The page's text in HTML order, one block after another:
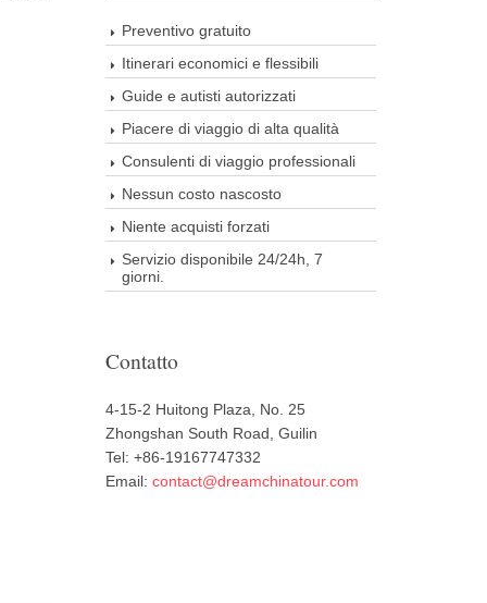
Preventivo gratuito
Itinerari economici e flessibili
Guide e autisti autorizzati
Piacere di viaggio di alta qualità
Consulenti di viaggio professionali
Nessun costo nascosto
Niente acquisti forzati
Servizio disponibile 24/24h, 7
giorni.
Contatto
4-15-2 Huitong Plaza, No. 25
Zhongshan South Road, Guilin
Tel: +86-19167747332
Email: contact@dreamchinatour.com